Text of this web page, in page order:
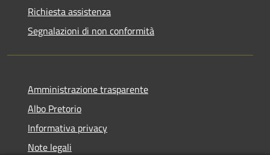
Richiesta assistenza
Segnalazioni di non conformità
Amministrazione trasparente
Albo Pretorio
Informativa privacy
Note legali